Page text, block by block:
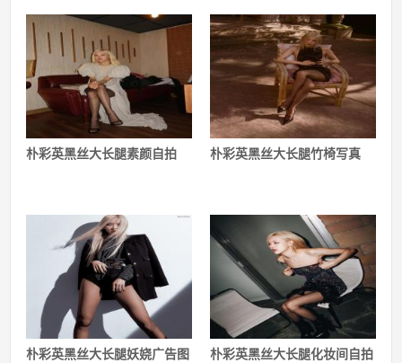
朴彩英黑丝大长腿素颜自拍 朴彩英黑丝大长腿竹椅写真
朴彩英黑丝大长腿妖娆广告图 朴彩英黑丝大长腿化妆间自拍